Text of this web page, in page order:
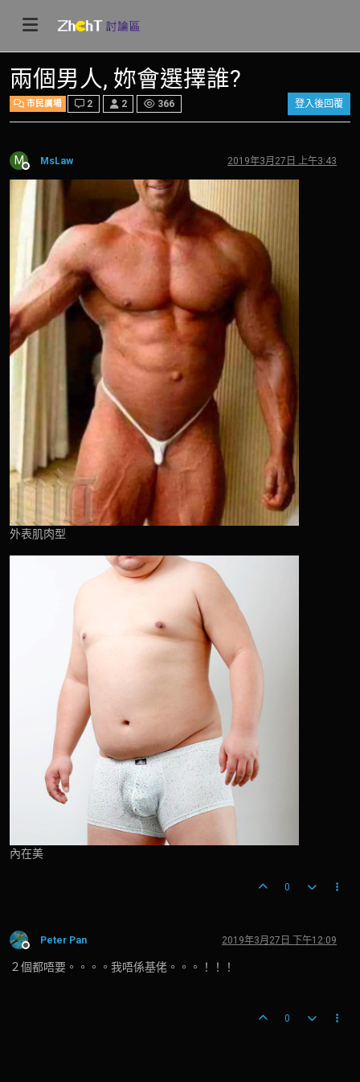
兩個男人, 妳會選擇誰?
市民廣場 2 2 366 登入後回覆
M
離線
MsLaw 2019年3月27日 上午3:43
外表肌肉型
內在美
0
離線
Peter Pan 2019年3月27日 下午12:09
２個都唔要。。。。我唔係基佬。。。！！！
0